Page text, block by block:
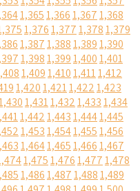
1,3651,3661,3671,368
1,3761,3771,3781,379
1,3871,3881,3891,390
1,3981,3991,4001,401
1,4091,4101,4111,412
1,4201,4211,4221,423
1,4311,4321,4331,434
1,4421,4431,4441,445
1,4531,4541,4551,456
1,4641,4651,4661,467
1,4751,4761,4771,478
1,4861,4871,4881,489